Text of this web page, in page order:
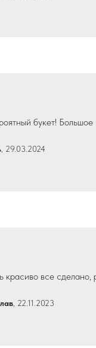
букет!
, 29.03.2024
красиво все сделано,
, 22.11.2023